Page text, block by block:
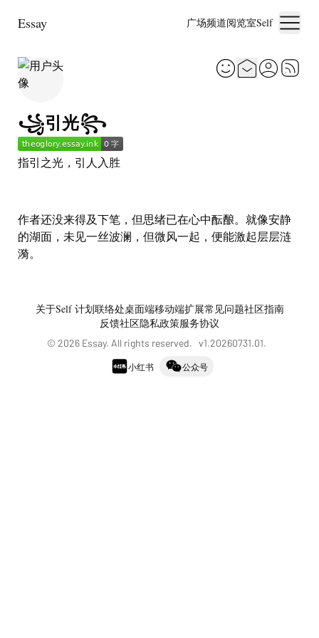
Essay 广场频道阅览室Self
꧁引光꧂
指引之光，引人入胜
作者还没来得及下笔，但思绪已在心中酝酿。就像安静
的湖面，未见一丝波澜，但微风一起，便能激起层层涟
漪。
关于Self 计划联络处桌面端移动端扩展常见问题社区指南
反馈社区隐私政策服务协议
© 2026 Essay. All rights reserved. v1.20260731.01.
小红书 公众号